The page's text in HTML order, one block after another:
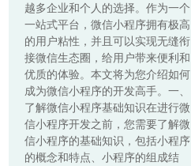
越多企业和个人的选择。作为一个
一站式平台，微信小程序拥有极高
的用户粘性，并且可以实现无缝衔
接微信生态圈，给用户带来便利和
优质的体验。本文将为您介绍如何
成为微信小程序的开发高手。一、
了解微信小程序基础知识在进行微
信小程序开发之前，您需要了解微
信小程序的基础知识，包括小程序
的概念和特点、小程序的组成结